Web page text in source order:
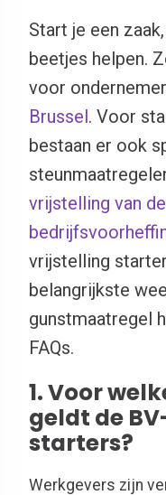
Start je een
beetjes helpen.
voor
Brussel. Voor
bestaan er ook
vrijstelling van
vrijstelling
belangrijkste
gunstmaatregel
FAQs.
1. Voor
geldt de
starters?
Werkgevers zijn